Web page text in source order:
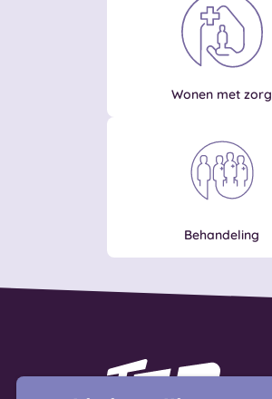
Wonen met zorg
Behandeling
Naar homepage